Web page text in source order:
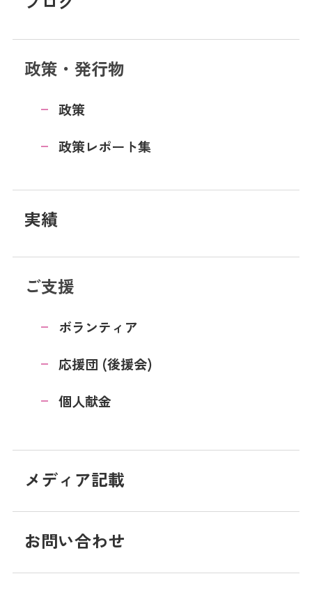
政策・発行物
政策
政策レポート集
実績
ご支援
ボランティア
応援団 (後援会)
個人献金
メディア記載
お問い合わせ